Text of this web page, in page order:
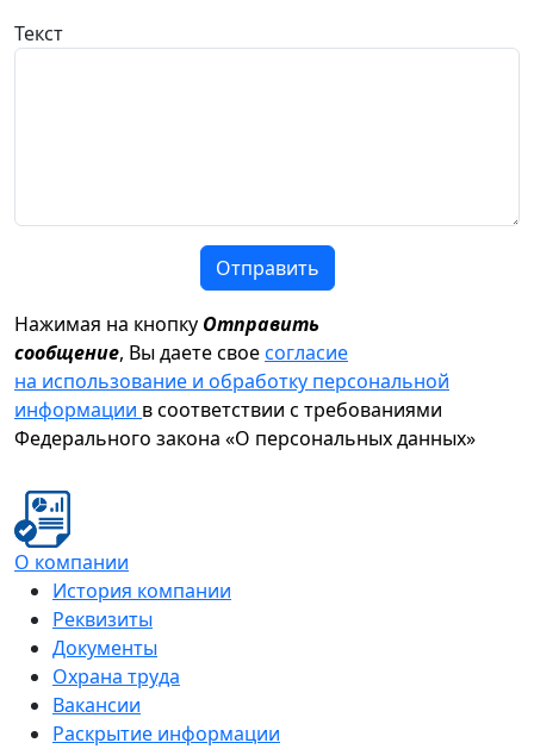
Текст
Отправить
Нажимая на кнопку Отправить
сообщение, Вы даете своесогласие
на использование и обработку персональной
информации в соответствии с требованиями
Федерального закона «О персональных данных»
О компании
История компании
Реквизиты
Документы
Охрана труда
Вакансии
Раскрытие информации